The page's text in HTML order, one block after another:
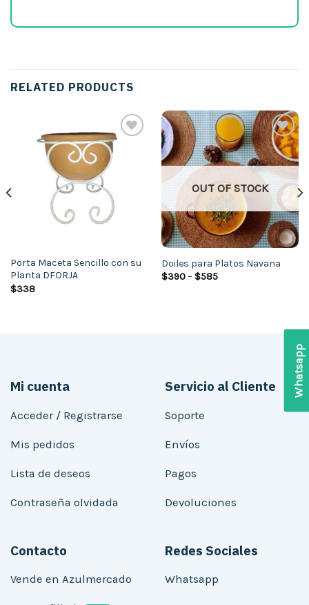
RELATED PRODUCTS
Porta Maceta Sencillo con su
Planta DFORJA
$338
Añadir
a la
lista de
deseos
OUT OF STOCK
Doiles para Platos Navana
$390– $585
Mi cuenta
Acceder / Registrarse
Mis pedidos
Lista de deseos
Contraseña olvidada
Servicio al Cliente
Soporte
Envíos
Pagos
Devoluciones
Contacto
Vende en Azulmercado
Redes Sociales
Whatsapp
Whatsapp